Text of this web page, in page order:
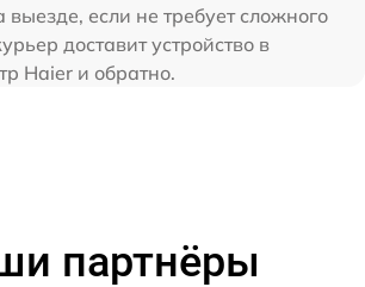
выезде, если не требует сложного
доставит устройство в
Haier и обратно.
партнёры